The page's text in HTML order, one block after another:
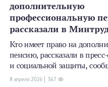
дополнительную
профессиональную
рассказали в
Кто имеет право на
пенсию, рассказали в
и социальной защиты,
8 апреля 2026 367